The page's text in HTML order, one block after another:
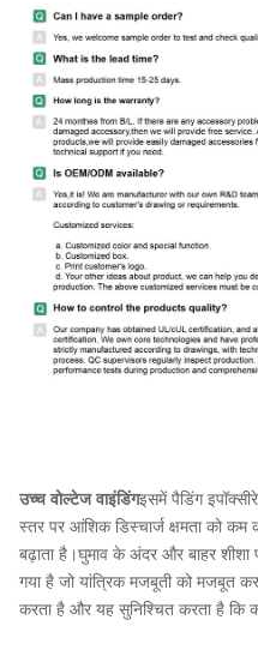
उच्च वोल्टेज वाइंडिंगइसमें पैडिंग
स्तर पर आंशिक डिस्चार्ज क्षमता को कम
बढ़ाता है।घुमाव के अंदर और बाहर शीशा
गया है जो यांत्रिक मजबूती को मजबूत
करता है और यह सुनिश्चित करता है कि